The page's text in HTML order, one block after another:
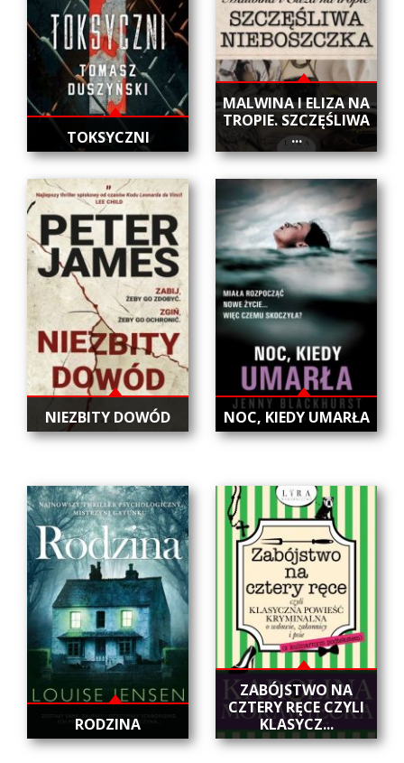
DO CZYTANIA
NA EKRANIE
KONTAKT
TOKSYCZNI
MALWINA I ELIZA NA
TROPIE. SZCZĘŚLIWA
...
NIEZBITY DOWÓD NOC, KIEDY UMARŁA
RODZINA
ZABÓJSTWO NA
CZTERY RĘCE CZYLI
KLASYCZ...